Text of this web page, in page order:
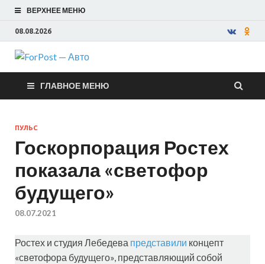
ВЕРХНЕЕ МЕНЮ
08.08.2026
ForPost —
Авто
ГЛАВНОЕ МЕНЮ
ПУЛЬС
Госкорпорация Ростех
показала «светофор
будущего»
08.07.2021
Ростех и студия Лебедева представили концепт
«светофора будущего», представляющий собой